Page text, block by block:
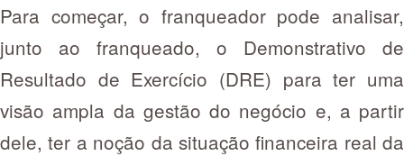
Para começar, o franqueador pode analisar,
junto ao franqueado, o Demonstrativo de
Resultado de Exercício (DRE) para ter uma
visão ampla da gestão do negócio e, a partir
dele, ter a noção da situação financeira real da